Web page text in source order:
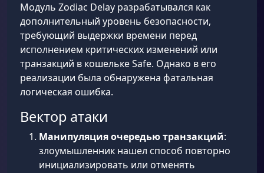
Модуль Zodiac Delay разрабатывался как
дополнительный уровень безопасности,
требующий выдержки времени перед
исполнением критических изменений или
транзакций в кошельке Safe. Однако в его
реализации была обнаружена фатальная
логическая ошибка.
Вектор атаки
Манипуляция очередью транзакций:
злоумышленник нашел способ повторно
инициализировать или отменять